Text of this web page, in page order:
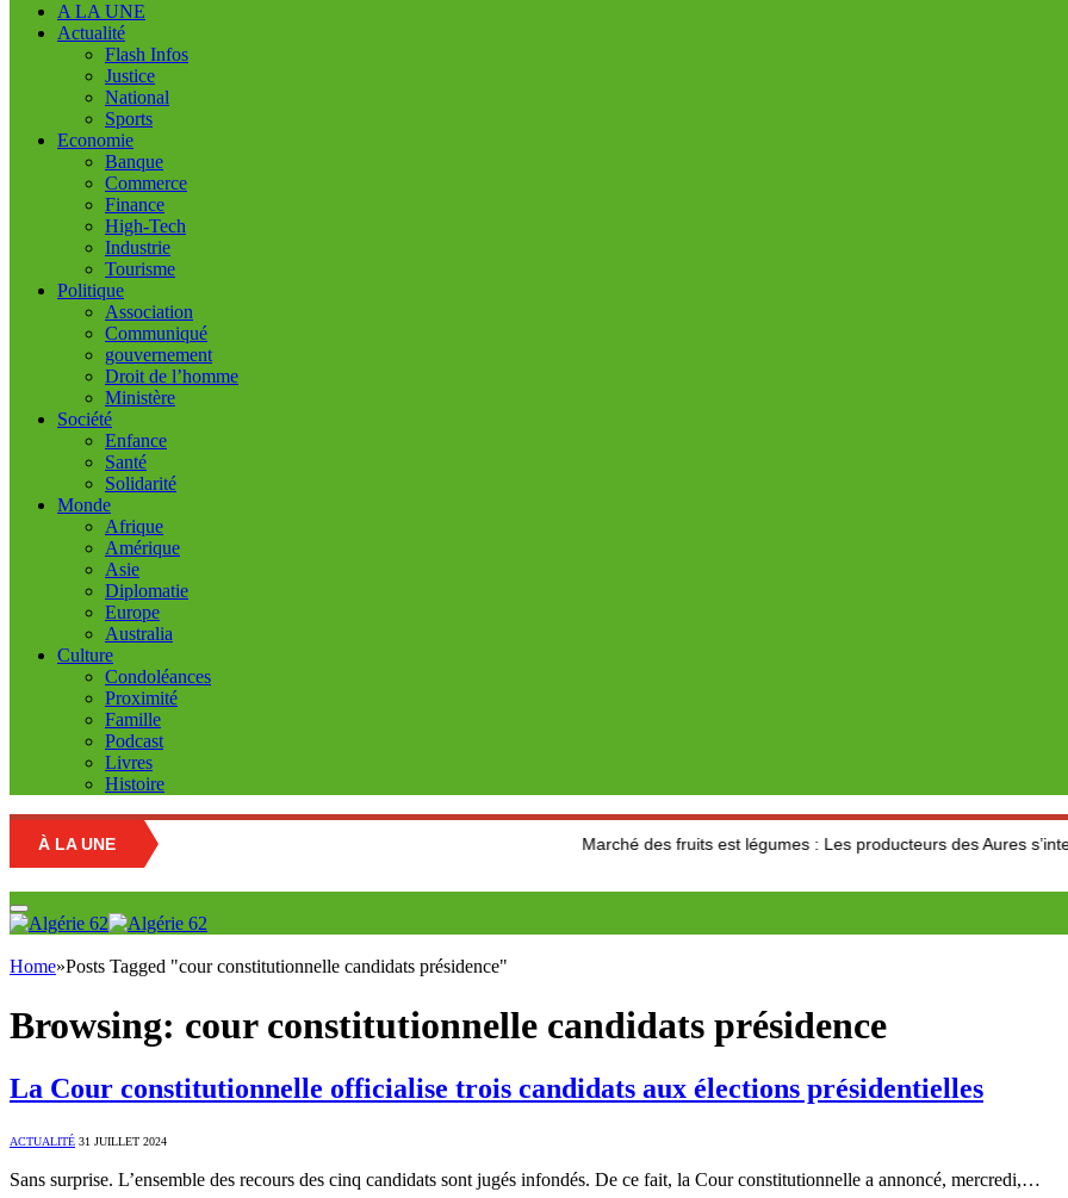
A LA UNE
Actualité
Flash Infos
Justice
National
Sports
Economie
Banque
Commerce
Finance
High-Tech
Industrie
Tourisme
Politique
Association
Communiqué
gouvernement
Droit de l’homme
Ministère
Société
Enfance
Santé
Solidarité
Monde
Afrique
Amérique
Asie
Diplomatie
Europe
Australia
Culture
Condoléances
Proximité
Famille
Podcast
Livres
Histoire
À LA UNE Marché des fruits est légumes : Les producteurs des Aures s’interrogent
Home»Posts Tagged "cour constitutionnelle candidats présidence"
Browsing: cour constitutionnelle candidats présidence
La Cour constitutionnelle officialise trois candidats aux élections présidentielles
ACTUALITÉ 31 JUILLET 2024
Sans surprise. L’ensemble des recours des cinq candidats sont jugés infondés. De ce fait, la Cour constitutionnelle a annoncé, mercredi,…